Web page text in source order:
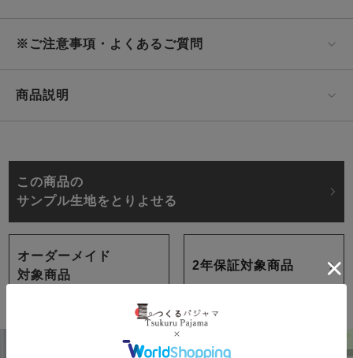
※ご注意事項・よくあるご質問
商品説明
この商品の
サンプル生地をとりよせる
オーダーメイド
対象商品
2年保証対象商品